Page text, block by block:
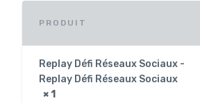
PRODUIT
Replay Défi Réseaux Sociaux -
Replay Défi Réseaux Sociaux
× 1